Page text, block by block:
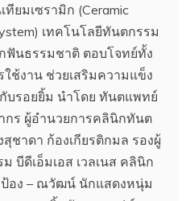
ยมเซรามิก (Ceramic
เทคโนโลยีทันตกรรม
นธรรมชาติ ตอบโจทย์ทั้ง
ช้งาน ช่วยเสริมความแข็ง
บรอยยิ้ม นำโดย ทันตแพทย์
ร ผู้อำนวยการคลินิกทันต
าดา ก้องเกียรติกมล รองผู้
บีดีเอ็มเอส เวลเนส คลินิก
อง – ณวัฒน์ นักแสดงหนุ่ม